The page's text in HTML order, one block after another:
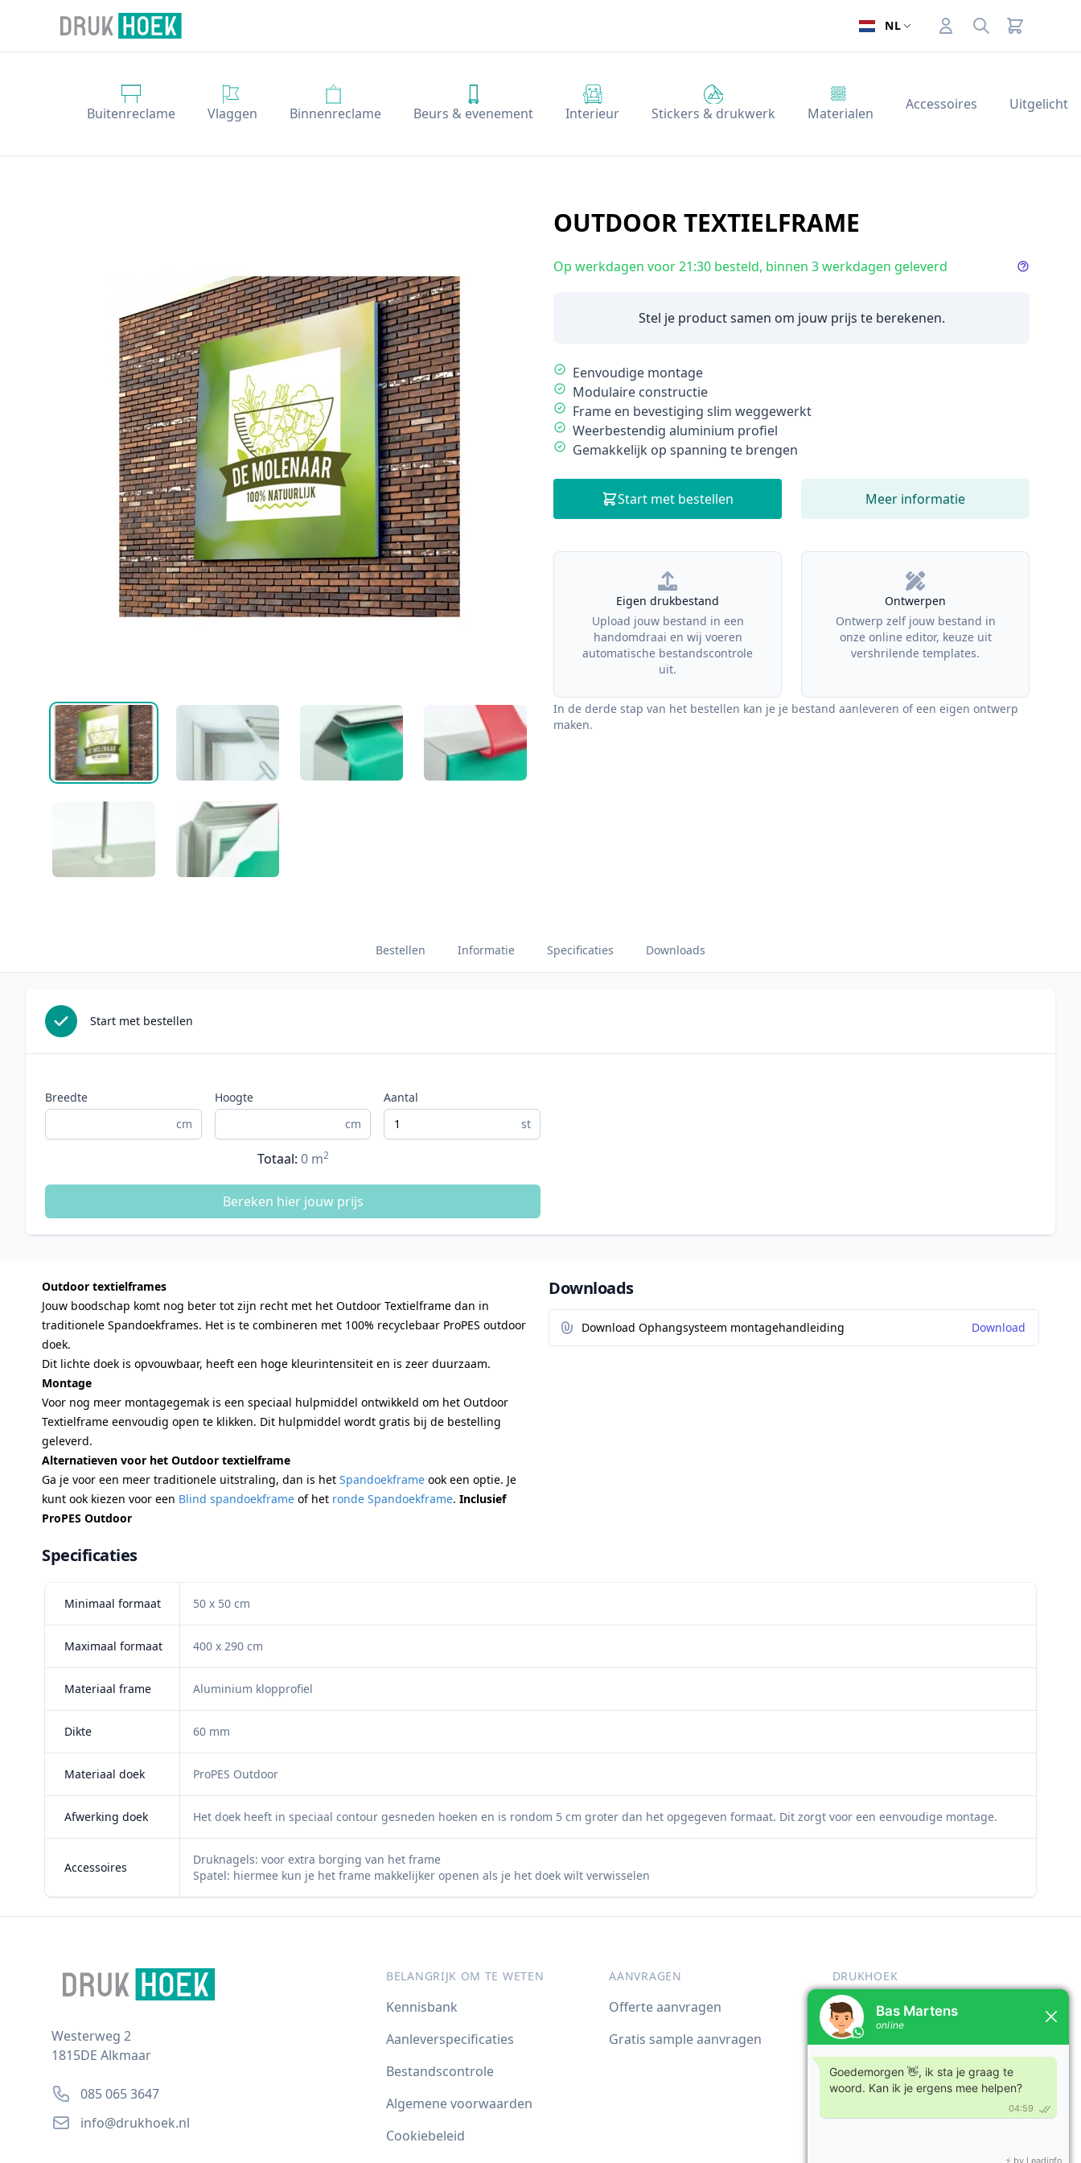
Drukhoek NL NL AccountSearch
Buitenreclame Vlaggen Binnenreclame Beurs & evenement Interieur Stickers & drukwerk Materialen
Accessoires Uitgelicht
OUTDOOR TEXTIELFRAME
Op werkdagen voor 21:30 besteld, binnen 3 werkdagen geleverd
Stel je product samen om jouw prijs te berekenen.
Description
Eenvoudige montage
Modulaire constructie
Frame en bevestiging slim weggewerkt
Weerbestendig aluminium profiel
Gemakkelijk op spanning te brengen
Start met bestellen Meer informatie
Our Policies
Eigen drukbestand
Upload jouw bestand in een
handomdraai en wij voeren
automatische bestandscontrole
uit.
Ontwerpen
Ontwerp zelf jouw bestand in
onze online editor, keuze uit
vershrilende templates.
In de derde stap van het bestellen kan je je bestand aanleveren of een eigen ontwerp
maken.
Bestellen Informatie Specificaties Downloads
Start met bestellen
Breedte
cm
Hoogte
cm
Aantal
st
Totaal: 0 m2
Bereken hier jouw prijs
Outdoor textielframes
Jouw boodschap komt nog beter tot zijn recht met het Outdoor Textielframe dan in
traditionele Spandoekframes. Het is te combineren met 100% recyclebaar ProPES outdoor
doek.
Dit lichte doek is opvouwbaar, heeft een hoge kleurintensiteit en is zeer duurzaam.
Montage
Voor nog meer montagegemak is een speciaal hulpmiddel ontwikkeld om het Outdoor
Textielframe eenvoudig open te klikken. Dit hulpmiddel wordt gratis bij de bestelling
geleverd.
Alternatieven voor het Outdoor textielframe
Ga je voor een meer traditionele uitstraling, dan is het Spandoekframe ook een optie. Je
kunt ook kiezen voor een Blind spandoekframe of het ronde Spandoekframe. Inclusief
ProPES Outdoor
Downloads
Download Ophangsysteem montagehandleiding Download
Specificaties
Minimaal formaat 50 x 50 cm
Maximaal formaat 400 x 290 cm
Materiaal frame Aluminium klopprofiel
Dikte 60 mm
Materiaal doek ProPES Outdoor
Afwerking doek Het doek heeft in speciaal contour gesneden hoeken en is rondom 5 cm groter dan het opgegeven formaat. Dit zorgt voor een eenvoudige montage.
Accessoires
Druknagels: voor extra borging van het frame
Spatel: hiermee kun je het frame makkelijker openen als je het doek wilt verwisselen
Postal address
Westerweg 2
1815DE Alkmaar
Phone number
085 065 3647
Emailinfo@drukhoek.nl
BELANGRIJK OM TE WETEN
Kennisbank
Aanleverspecificaties
Bestandscontrole
Algemene voorwaarden
Cookiebeleid
AANVRAGEN
Offerte aanvragen
Gratis sample aanvragen
DRUKHOEK
Over ons
Blog
Team